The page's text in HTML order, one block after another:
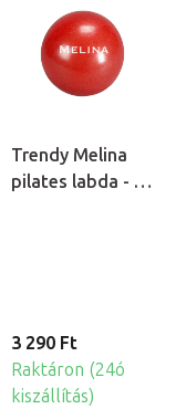
Trendy Melina
pilates labda - Ø
3 290 Ft
Raktáron (24ó
kiszállítás)